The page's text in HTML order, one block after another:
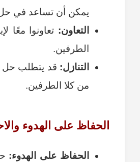
يمكن أن تساعد في
التعاون: تعاونوا معًا
الطرفين.
التنازل: قد يتطلب حل
من كلا الطرفين.
الحفاظ على الهدوء
الحفاظ على الهدوء: